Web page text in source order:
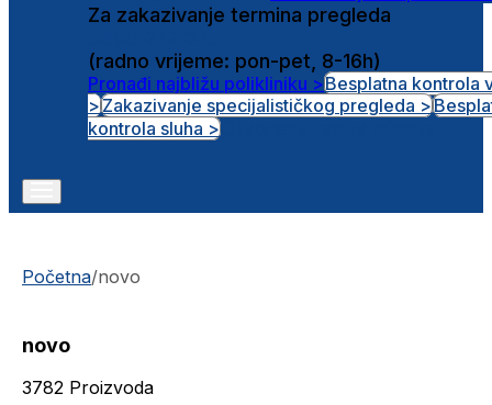
Za zakazivanje termina pregleda
(radno vrijeme: pon-pet, 8-16h)
Pronađi najbližu polikliniku >Besplatna kontrola
>Zakazivanje specijalističkog pregleda >
kontrola sluha >
Početna/novo
novo
3782 Proizvoda